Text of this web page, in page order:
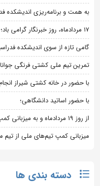
به همت و برنامه‌ریزی اندیشکده
۱۷ مردادماه، روز خبرنگار گرامی باد؛
گامی تازه از سوی اندیشکده
تمرین تیم ملی کشتی فرنگی
با حضور در خانه کشتی شیراز
با حضور اساتید دانشگاهی؛
از روز 19 مردادماه و به میزبانی کمپ تیم های ملی؛
میزبانی کمپ تیم‌های ملی از تیم
دسته بندی ها